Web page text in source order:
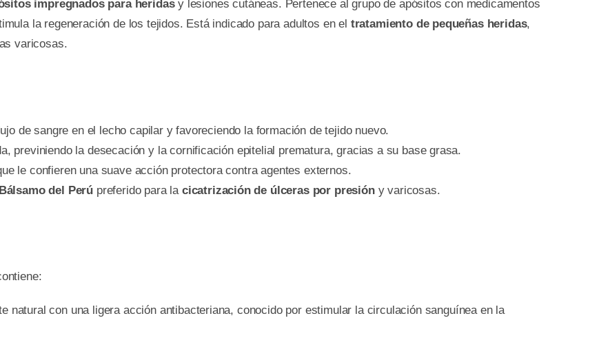
impregnados para heridasy lesiones cutáneas. Pertenece al grupo de apósitos con medicamentos
la regeneración de los tejidos. Está indicado para adultos en el tratamiento de pequeñas heridas,
varicosas.
de sangre en el lecho capilar y favoreciendo la formación de tejido nuevo.
previniendo la desecación y la cornificación epitelial prematura, gracias a su base grasa.
le confieren una suave acción protectora contra agentes externos.
del Perú preferido para la cicatrización de úlceras por presióny varicosas.
natural con una ligera acción antibacteriana, conocido por estimular la circulación sanguínea en la